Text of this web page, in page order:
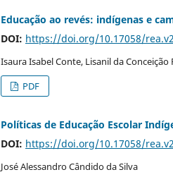
Educação ao revés: indígenas e
DOI: https://doi.org/10.17058/
Isaura Isabel Conte, Lisanil da
PDF
Políticas de Educação Escolar
DOI: https://doi.org/10.17058/
José Alessandro Cândido da Silva